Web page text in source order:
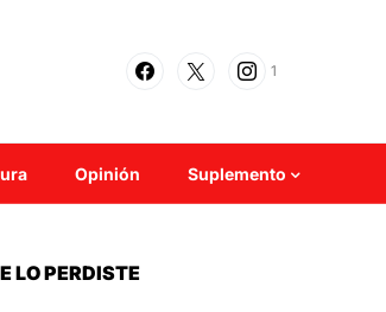
1
Opinión Suplemento
LO PERDISTE